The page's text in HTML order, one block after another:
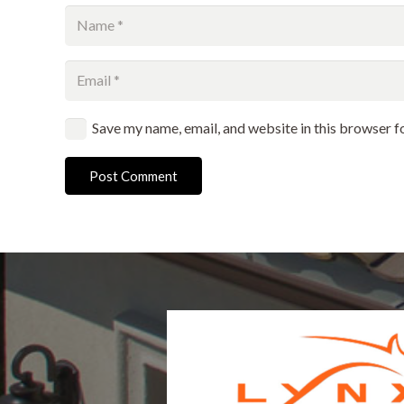
Save my name, email, and website in this browser
Post Comment